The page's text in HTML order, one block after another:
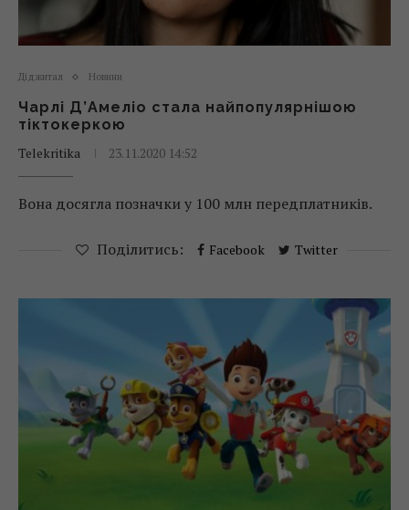
Діджитал Новини
Чарлі Д’Амеліо стала найпопулярнішою
тіктокеркою
Telekritika
23.11.2020 14:52
Вона досягла позначки у 100 млн передплатників.
Поділитись: Facebook Twitter